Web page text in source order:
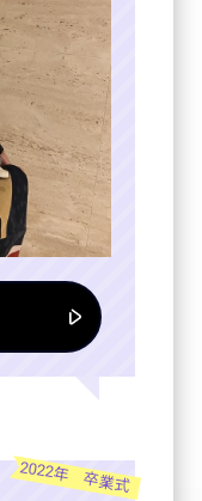
2022年 卒業式